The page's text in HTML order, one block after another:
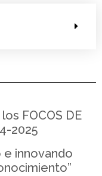
FOCOS DE
2025
innovando